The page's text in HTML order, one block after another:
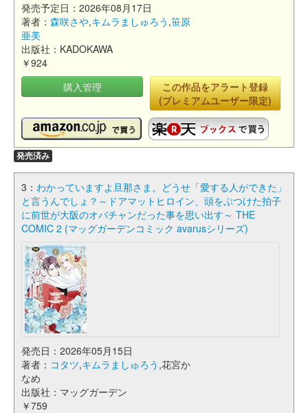
発売予定日：2026年08月17日
著者： 森咲さや,キムラましゅろう ,笹原
亜美
出版社：KADOKAWA
￥924
購入管理
この作品をアラート登録
(プレミアムユーザー限定)
発売済み
3： わかっていますよ旦那さま。どうせ「愛する人ができた」
と言うんでしょ？～ドアマットヒロイン、頭をぶつけた拍子
に前世が大阪のオバチャンだった事を思い出す～ THE
COMIC 2 (マッグガーデンコミック avarusシリーズ)
発売日：2026年05月15日
著者： コタツ,キムラましゅろう ,花宮か
なめ
出版社：マッグガーデン
￥759